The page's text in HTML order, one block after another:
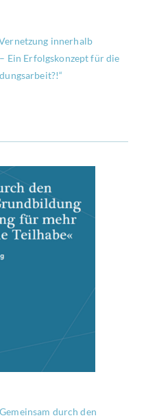
innerhalb
Ein Erfolgskonzept für die
Gemeinsam durch den